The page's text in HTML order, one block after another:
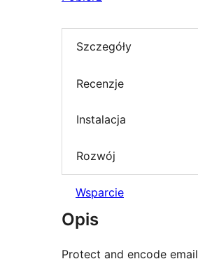
Szczegóły
Recenzje
Instalacja
Rozwój
Wsparcie
Opis
Protect and encode email